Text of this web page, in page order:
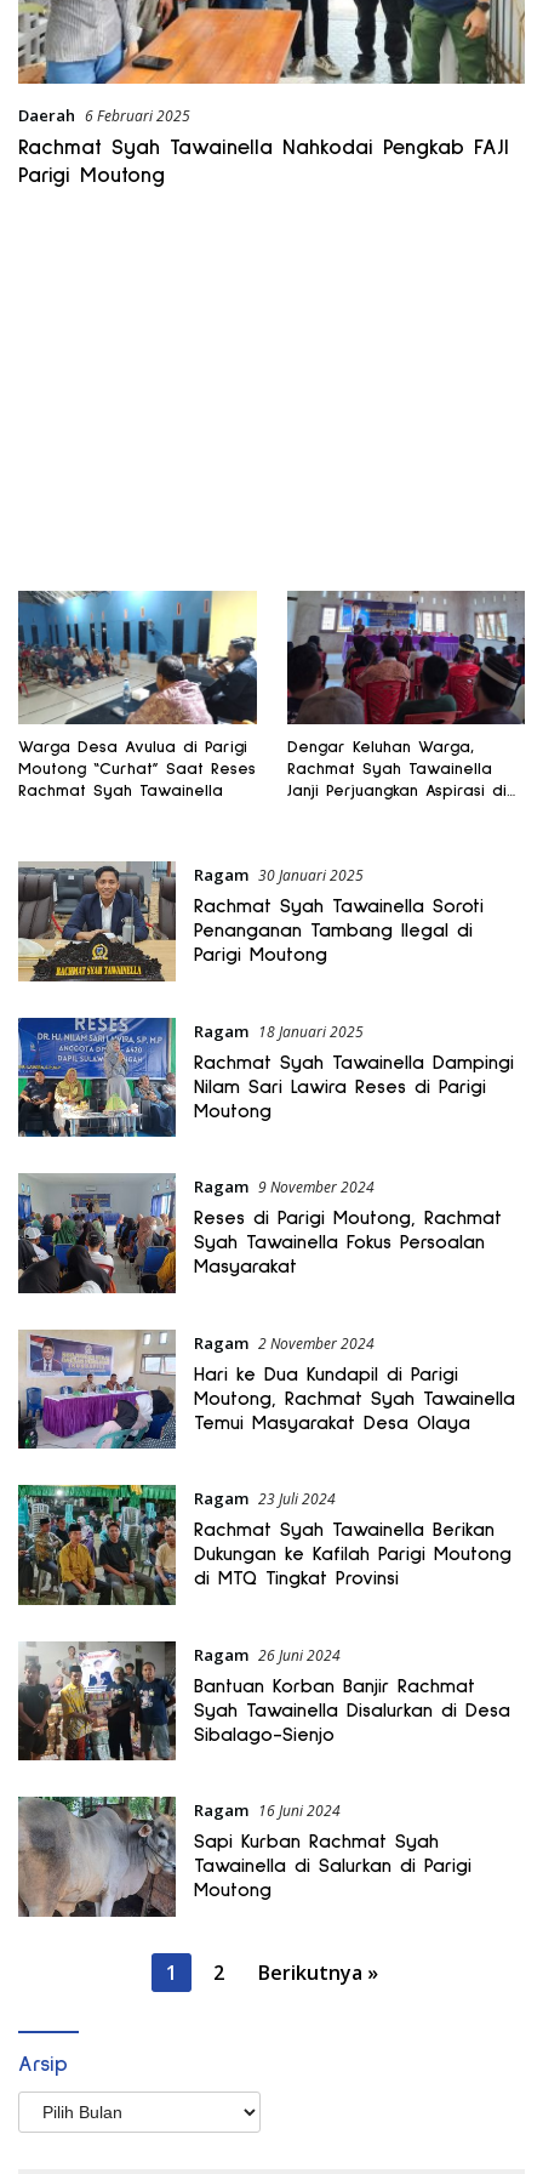
Daerah 6 Februari 2025
Rachmat Syah Tawainella Nahkodai Pengkab FAJI
Parigi Moutong
Warga Desa Avulua di Parigi
Moutong “Curhat” Saat Reses
Rachmat Syah Tawainella
Dengar Keluhan Warga,
Rachmat Syah Tawainella
Janji Perjuangkan Aspirasi di
Ragam 30 Januari 2025
Rachmat Syah Tawainella Soroti
Penanganan Tambang Ilegal di
Parigi Moutong
Ragam 18 Januari 2025
Rachmat Syah Tawainella Dampingi
Nilam Sari Lawira Reses di Parigi
Moutong
Ragam 9 November 2024
Reses di Parigi Moutong, Rachmat
Syah Tawainella Fokus Persoalan
Masyarakat
Ragam 2 November 2024
Hari ke Dua Kundapil di Parigi
Moutong, Rachmat Syah Tawainella
Temui Masyarakat Desa Olaya
Ragam 23 Juli 2024
Rachmat Syah Tawainella Berikan
Dukungan ke Kafilah Parigi Moutong
di MTQ Tingkat Provinsi
Ragam 26 Juni 2024
Bantuan Korban Banjir Rachmat
Syah Tawainella Disalurkan di Desa
Sibalago-Sienjo
Ragam 16 Juni 2024
Sapi Kurban Rachmat Syah
Tawainella di Salurkan di Parigi
Moutong
1 2 Berikutnya »
Arsip
Arsip